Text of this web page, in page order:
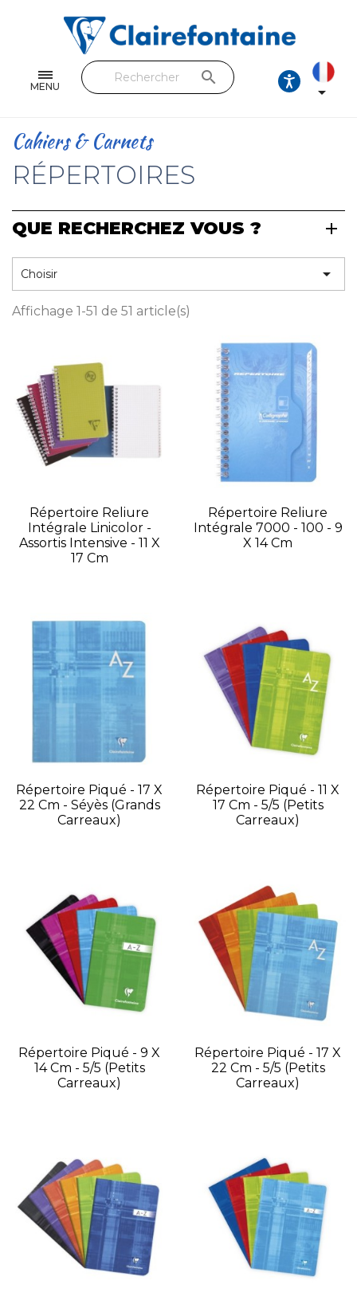
MENU
Feuilles & Copies
Beaux-arts & Dessin
Loisirs créatifs
Cuir & trousses
RETROUVEZ NOS COLLECTIONS
search

Cahiers & Carnets
RÉPERTOIRES
QUE RECHERCHEZ VOUS ?
Choisir 
Affichage 1-51 de 51 article(s)
Répertoire Reliure
Intégrale Linicolor -
Assortis Intensive - 11 X
17 Cm
Répertoire Reliure
Intégrale 7000 - 100 - 9
X 14 Cm
Répertoire Piqué - 17 X
22 Cm - Séyès (grands
Carreaux)
Répertoire Piqué - 11 X
17 Cm - 5/5 (petits
Carreaux)
Répertoire Piqué - 9 X
14 Cm - 5/5 (petits
Carreaux)
Répertoire Piqué - 17 X
22 Cm - 5/5 (petits
Carreaux)